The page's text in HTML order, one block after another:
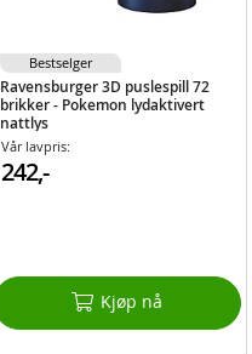
Ravensburger 3D puslespill 72
brikker - Pokemon lydaktivert
nattlys
Vår lavpris:
242,-
Kjøp nå
Bestselger